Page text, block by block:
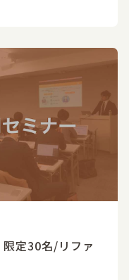
限定30名/リファ